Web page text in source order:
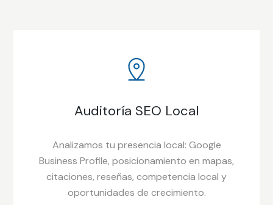
Auditoría SEO Local
Analizamos tu presencia local: Google
Business Profile, posicionamiento en mapas,
citaciones, reseñas, competencia local y
oportunidades de crecimiento.